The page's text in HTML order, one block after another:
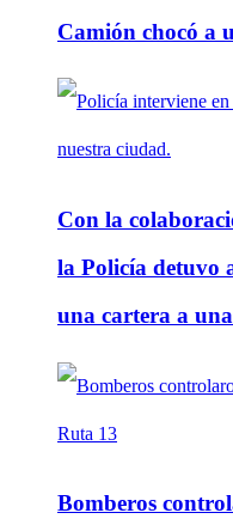
Camión chocó a
Con la
la Policía detuvo
una cartera a
Bomberos